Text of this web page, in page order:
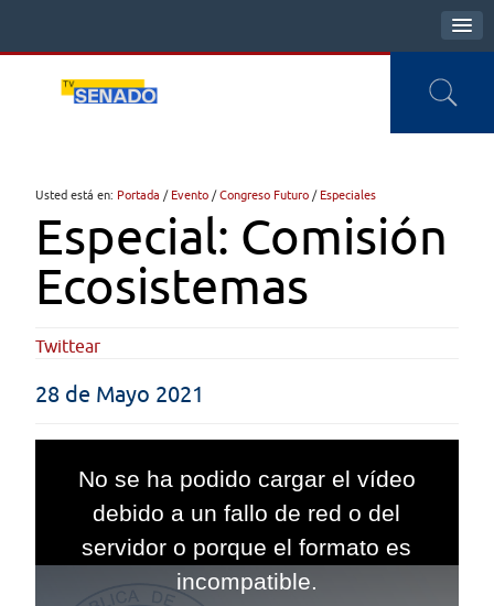
Usted está en: Portada / Evento /Congreso Futuro / Especiales
Especial: Comisión
Ecosistemas
Twittear
28 de Mayo 2021
window.
No se ha podido cargar el vídeo
debido a un fallo de red o del
servidor o porque el formato es
incompatible.